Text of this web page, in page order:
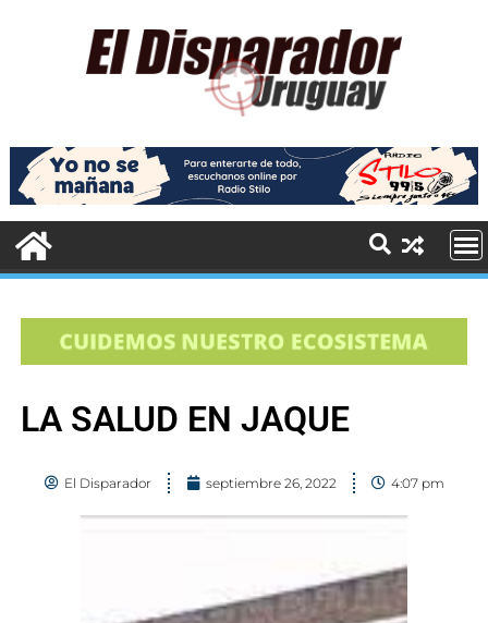
LA SALUD EN JAQUE
El Disparador septiembre 26, 2022 4:07 pm